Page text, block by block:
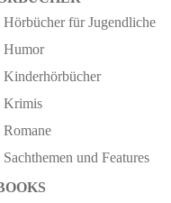
Hörbücher für Jugendliche
Humor
Kinderhörbücher
Krimis
Romane
Sachthemen und Features